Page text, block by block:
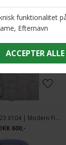
Eterna - 1397 23 X104 | Modern Fit Skjorte Sand
600,-